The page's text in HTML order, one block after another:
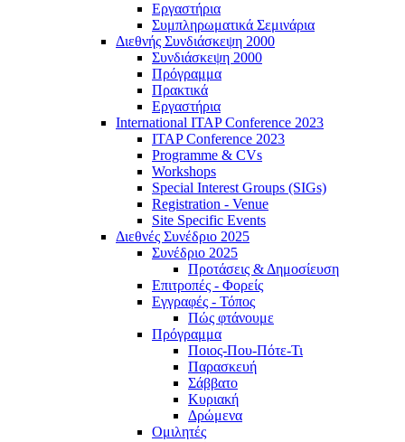
Εργαστήρια
Συμπληρωματικά Σεμινάρια
Διεθνής Συνδιάσκεψη 2000
Συνδιάσκεψη 2000
Πρόγραμμα
Πρακτικά
Εργαστήρια
International ITAP Conference 2023
ITAP Conference 2023
Programme & CVs
Workshops
Special Interest Groups (SIGs)
Registration - Venue
Site Specific Events
Διεθνές Συνέδριο 2025
Συνέδριο 2025
Προτάσεις & Δημοσίευση
Επιτροπές - Φορείς
Εγγραφές - Τόπος
Πώς φτάνουμε
Πρόγραμμα
Ποιος-Που-Πότε-Τι
Παρασκευή
Σάββατο
Κυριακή
Δρώμενα
Ομιλητές